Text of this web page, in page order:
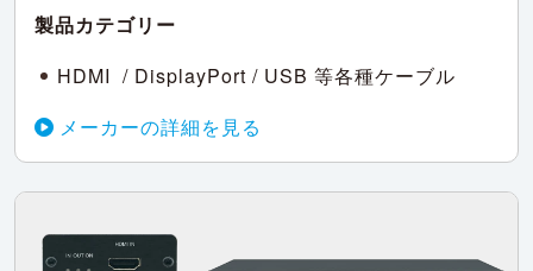
製品カテゴリー
HDMI / DisplayPort / USB 等各種ケーブル
メーカーの詳細を見る